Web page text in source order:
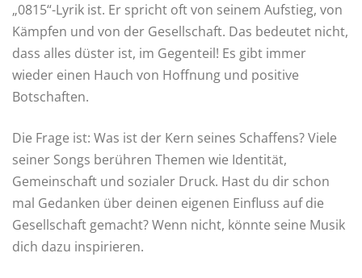
„0815“-Lyrik ist. Er spricht oft von seinem Aufstieg, von
Kämpfen und von der Gesellschaft. Das bedeutet nicht,
dass alles düster ist, im Gegenteil! Es gibt immer
wieder einen Hauch von Hoffnung und positive
Botschaften.
Die Frage ist: Was ist der Kern seines Schaffens? Viele
seiner Songs berühren Themen wie Identität,
Gemeinschaft und sozialer Druck. Hast du dir schon
mal Gedanken über deinen eigenen Einfluss auf die
Gesellschaft gemacht? Wenn nicht, könnte seine Musik
dich dazu inspirieren.